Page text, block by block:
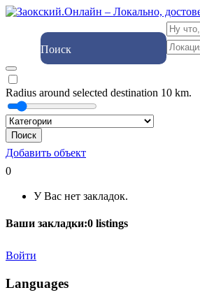
Поиск
Radius around selected destination 10 km.
Поиск
Добавить объект
0
У Вас нет закладок.
Ваши закладки:0 listings
Войти
Languages